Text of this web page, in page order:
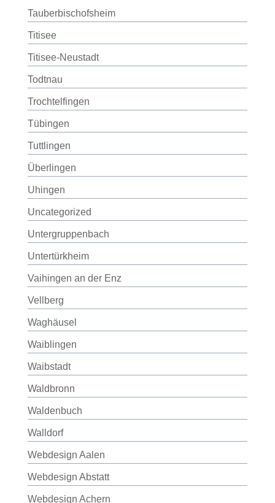
Tauberbischofsheim
Titisee
Titisee-Neustadt
Todtnau
Trochtelfingen
Tübingen
Tuttlingen
Überlingen
Uhingen
Uncategorized
Untergruppenbach
Untertürkheim
Vaihingen an der Enz
Vellberg
Waghäusel
Waiblingen
Waibstadt
Waldbronn
Waldenbuch
Walldorf
Webdesign Aalen
Webdesign Abstatt
Webdesign Achern